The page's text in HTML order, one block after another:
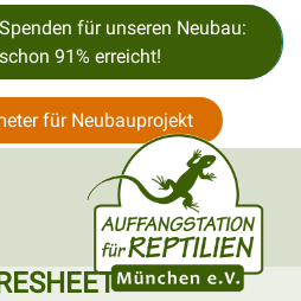
für unseren Neubau:
91% erreicht!
für Neubauprojekt